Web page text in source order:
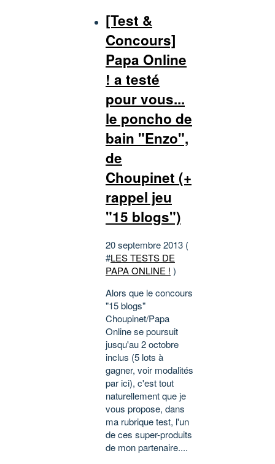
[Test &
Concours]
Papa Online
! a testé
pour vous...
le poncho de
bain "Enzo",
de
Choupinet (+
rappel jeu
"15 blogs")
20 septembre 2013 (
#LES TESTS DE
PAPA ONLINE ! )
Alors que le concours
"15 blogs"
Choupinet/Papa
Online se poursuit
jusqu'au 2 octobre
inclus (5 lots à
gagner, voir modalités
par ici), c'est tout
naturellement que je
vous propose, dans
ma rubrique test, l'un
de ces super-produits
de mon partenaire....